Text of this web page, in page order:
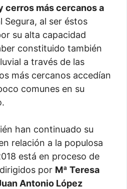
cerros más cercanos a
Segura, al ser éstos
su alta capacidad
constituido también
a través de las
más cercanos accedían
comunes en su
han continuado su
relación a la populosa
está en proceso de
por Mª Teresa
Antonio López